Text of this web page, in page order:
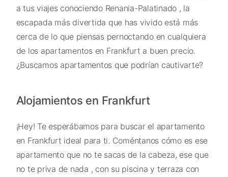
a tus viajes conociendo Renania-Palatinado , la
escapada más divertida que has vivido está más
cerca de lo que piensas pernoctando en cualquiera
de los apartamentos en Frankfurt a buen precio.
¿Buscamos apartamentos que podrían cautivarte?
Alojamientos en Frankfurt
¡Hey! Te esperábamos para buscar el apartamento
en Frankfurt ideal para ti. Coméntanos cómo es ese
apartamento que no te sacas de la cabeza, ese que
no te priva de nada , con su piscina y terraza con